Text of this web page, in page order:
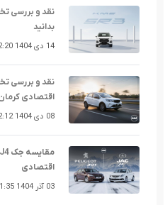
بدانید
14 دی 1404 12:20
اقتصادی
08 دی 1404 12:12
اقتصادی
03 آذر 1404 11:35